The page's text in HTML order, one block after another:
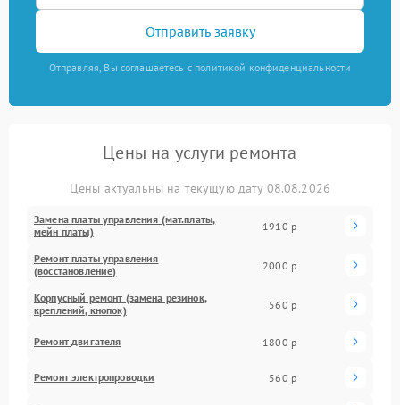
Отправить заявку
Отправляя, Вы соглашаетесь с политикой конфиденциальности
Цены на услуги ремонта
Цены актуальны на текущую дату 08.08.2026
Замена платы управления (мат.платы,
мейн платы)
1910 р
Ремонт платы управления
(восстановление)
2000 р
Корпусный ремонт (замена резинок,
креплений, кнопок)
560 р
Ремонт двигателя 1800 р
Ремонт электропроводки 560 р